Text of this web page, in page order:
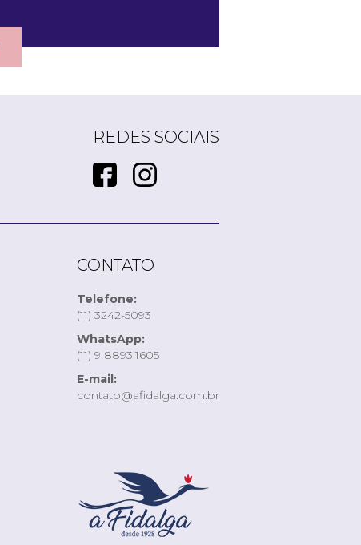
REDES SOCIAIS
CONTATO
Telefone:
(11) 3242-5093
WhatsApp:
(11) 9 8893.1605
E-mail:
contato@afidalga.com.br